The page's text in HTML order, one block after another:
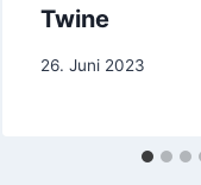
Twine
Von
26. Juni 2023